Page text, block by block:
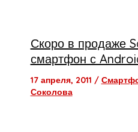
Скоро в продаже
смартфон с
17 апреля, 2011 /
Соколова